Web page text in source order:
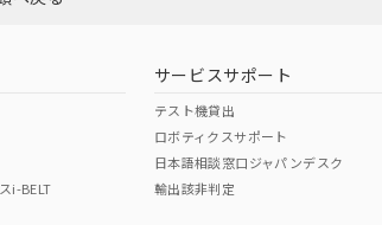
i-BELT
サービスサポート
テスト機貸出
ロボティクスサポート
日本語相談窓口ジャパンデスク
輸出該非判定